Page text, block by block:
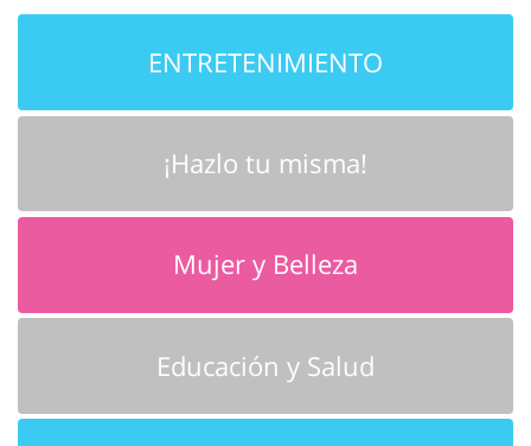
ENTRETENIMIENTO
¡Hazlo tu misma!
Mujer y Belleza
Educación y Salud